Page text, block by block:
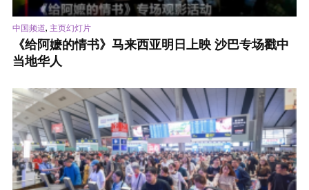
中国频道, 主页幻灯片
《给阿嬷的情书》马来西亚明日上映 沙巴专场戳中
当地华人